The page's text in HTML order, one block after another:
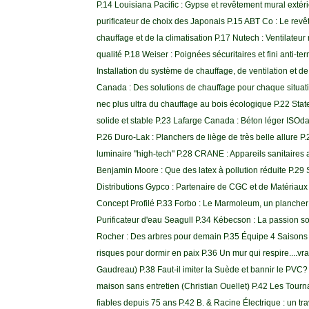
P.14 Louisiana Pacific : Gypse et revêtement mural
purificateur de choix des Japonais P.15 ABT Co : Le
chauffage et de la climatisation P.17 Nutech :
qualité P.18 Weiser : Poignées sécuritaires et fini anti-
Installation du système de chauffage, de ventilation et
Canada : Des solutions de chauffage pour chaque
nec plus ultra du chauffage au bois écologique P.22
solide et stable P.23 Lafarge Canada : Béton léger
P.26 Duro-Lak : Planchers de liège de très belle allure
luminaire "high-tech" P.28 CRANE : Appareils
Benjamin Moore : Que des latex à pollution réduite
Distributions Gypco : Partenaire de CGC et de
Concept Profilé P.33 Forbo : Le Marmoleum, un
Purificateur d'eau Seagull P.34 Kébecson : La passion
Rocher : Des arbres pour demain P.35 Équipe 4
risques pour dormir en paix P.36 Un mur qui
Gaudreau) P.38 Faut-il imiter la Suède et bannir le
maison sans entretien (Christian Ouellet) P.42 Les
fiables depuis 75 ans P.42 B. & Racine Électrique : un